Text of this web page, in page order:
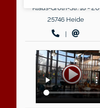
Klaus-Groth-Str. 18 - 20
25746 Heide